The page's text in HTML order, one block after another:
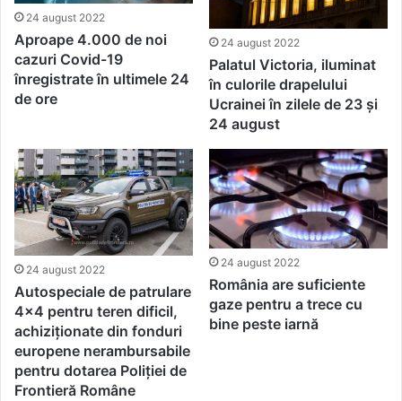
24 august 2022
Aproape 4.000 de noi
cazuri Covid-19
înregistrate în ultimele 24
de ore
24 august 2022
Palatul Victoria, iluminat
în culorile drapelului
Ucrainei în zilele de 23 și
24 august
24 august 2022
Autospeciale de patrulare
4×4 pentru teren dificil,
achiziționate din fonduri
europene nerambursabile
pentru dotarea Poliţiei de
Frontieră Române
24 august 2022
România are suficiente
gaze pentru a trece cu
bine peste iarnă